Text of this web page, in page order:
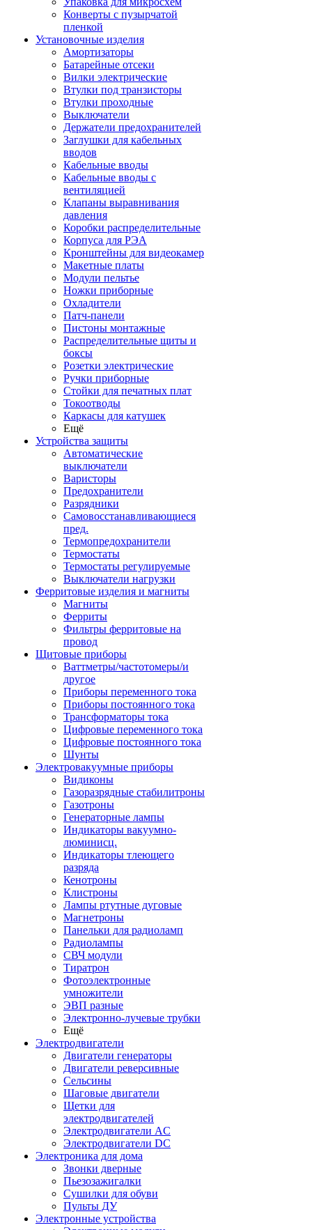
Конверты с пузырчатой
пленкой
Установочные изделия
Амортизаторы
Батарейные отсеки
Вилки электрические
Втулки под транзисторы
Втулки проходные
Выключатели
Держатели предохранителей
Заглушки для кабельных
вводов
Кабельные вводы
Кабельные вводы с
вентиляцией
Клапаны выравнивания
давления
Коробки распределительные
Корпуса для РЭА
Кронштейны для видеокамер
Макетные платы
Модули пельтье
Ножки приборные
Охладители
Патч-панели
Пистоны монтажные
Распределительные щиты и
боксы
Розетки электрические
Ручки приборные
Стойки для печатных плат
Токоотводы
Каркасы для катушек
Ещё
Устройства защиты
Автоматические
выключатели
Варисторы
Предохранители
Разрядники
Самовосстанавливающиеся
пред.
Термопредохранители
Термостаты
Термостаты регулируемые
Выключатели нагрузки
Ферритовые изделия и магниты
Магниты
Ферриты
Фильтры ферритовые на
провод
Щитовые приборы
Ваттметры/частотомеры/и
другое
Приборы переменного тока
Приборы постоянного тока
Трансформаторы тока
Цифровые переменного тока
Цифровые постоянного тока
Шунты
Электровакуумные приборы
Видиконы
Газоразрядные стабилитроны
Газотроны
Генераторные лампы
Индикаторы вакуумно-
люминисц.
Индикаторы тлеющего
разряда
Кенотроны
Клистроны
Лампы ртутные дуговые
Магнетроны
Панельки для радиоламп
Радиолампы
СВЧ модули
Тиратрон
Фотоэлектронные
умножители
ЭВП разные
Электронно-лучевые трубки
Ещё
Электродвигатели
Двигатели генераторы
Двигатели реверсивные
Сельсины
Шаговые двигатели
Щетки для
электродвигателей
Электродвигатели AC
Электродвигатели DC
Электроника для дома
Звонки дверные
Пьезозажигалки
Сушилки для обуви
Пульты ДУ
Электронные устройства